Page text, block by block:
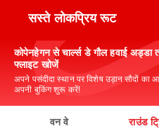
सस्ते लोकप्रिय रूट
कोपेनहेगन से चार्ल्स डे गौल हवाई अड्डा
फ्लाइट खोजें
अपने पसंदीदा स्थान पर विशेष उड़ान सौदों
अपनी बुकिंग शुरू करें!
वन वे राउंड